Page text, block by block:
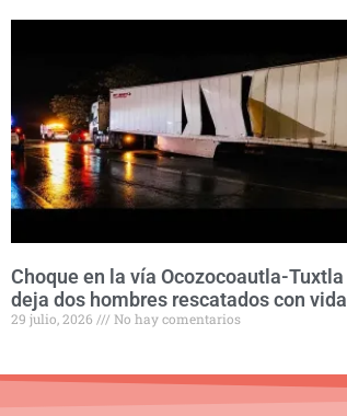
Choque en la vía Ocozocoautla-Tuxtla
deja dos hombres rescatados con vida
29 julio, 2026 No hay comentarios